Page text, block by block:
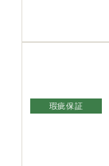
瑕疵保証